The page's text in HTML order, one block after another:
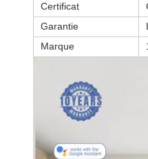
Certificat
Garantie
Marque